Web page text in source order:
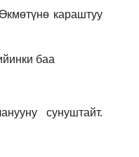
караштуу
баа
сунуштайт.